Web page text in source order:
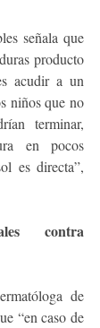
señala que
producto
acudir a un
niños que no
terminar,
en pocos
es directa”,
contra
de
“en caso de